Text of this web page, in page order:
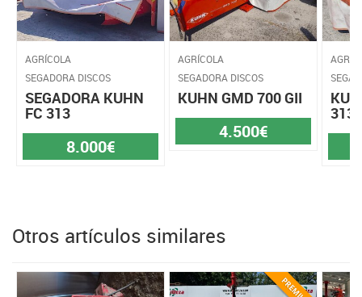
AGRÍCOLA
SEGADORA DISCOS
SEGADORA KUHN
FC 313
8.000€
AGRÍCOLA
SEGADORA DISCOS
KUHN GMD 700 GII
4.500€
313
Otros artículos similares